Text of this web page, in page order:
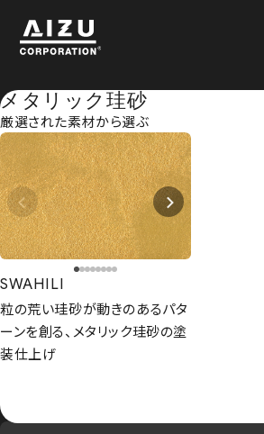
メタリック珪砂
厳選された素材から選ぶ
SWAHILI
粒の荒い珪砂が動きのあるパタ
ーンを創る、メタリック珪砂の塗
装仕上げ